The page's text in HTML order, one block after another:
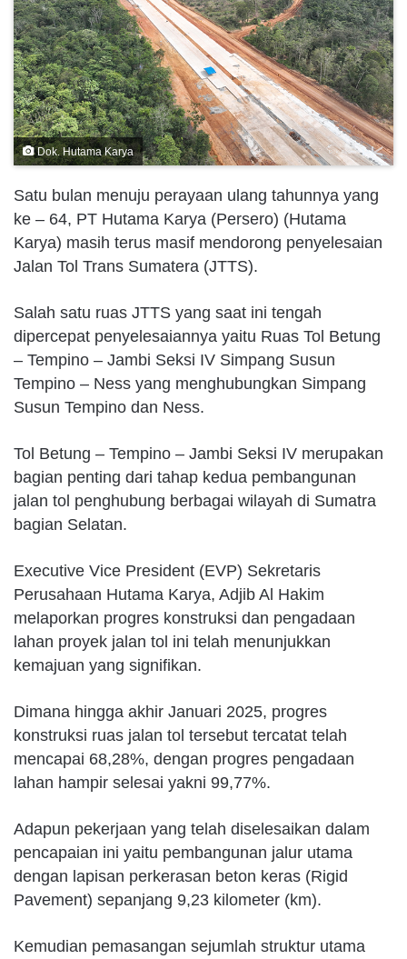
Dok. Hutama Karya
Satu bulan menuju perayaan ulang tahunnya yang
ke – 64, PT Hutama Karya (Persero) (Hutama
Karya) masih terus masif mendorong penyelesaian
Jalan Tol Trans Sumatera (JTTS).
Salah satu ruas JTTS yang saat ini tengah
dipercepat penyelesaiannya yaitu Ruas Tol Betung
– Tempino – Jambi Seksi IV Simpang Susun
Tempino – Ness yang menghubungkan Simpang
Susun Tempino dan Ness.
Tol Betung – Tempino – Jambi Seksi IV merupakan
bagian penting dari tahap kedua pembangunan
jalan tol penghubung berbagai wilayah di Sumatra
bagian Selatan.
Executive Vice President (EVP) Sekretaris
Perusahaan Hutama Karya, Adjib Al Hakim
melaporkan progres konstruksi dan pengadaan
lahan proyek jalan tol ini telah menunjukkan
kemajuan yang signifikan.
Dimana hingga akhir Januari 2025, progres
konstruksi ruas jalan tol tersebut tercatat telah
mencapai 68,28%, dengan progres pengadaan
lahan hampir selesai yakni 99,77%.
Adapun pekerjaan yang telah diselesaikan dalam
pencapaian ini yaitu pembangunan jalur utama
dengan lapisan perkerasan beton keras (Rigid
Pavement) sepanjang 9,23 kilometer (km).
Kemudian pemasangan sejumlah struktur utama